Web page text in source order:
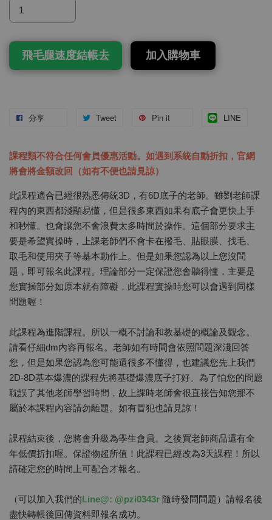
飛毛腿速度結帳去 加入購物車
分享 Tweet Pin it LINE
課程類不符合任何會員優惠活動。如遇到系統自動折扣，官網
將會將金額改回（如有不便也請見諒）
此課程適合已經很熟悉傳統3D，有6D底子的老師。雖劉老師課
程內的東西都淺顯易懂，但是很多東西如果有底子會更快上手
和秒懂。也會讓您不會浪費太多時間於操作。這個部分要求主
要是希望實操時，上課老師們不會卡在撥毛、貼眼膜、找毛、
取毛和使用夾子等基本動作上。但是如果您認為以上您沒問
題，即可報名此課程。理論部分一定保證您會聽得懂，主要是
您實操部分如原本就有障礙，此課程實操時您可以會遇到同樣
問題喔！
此課程為進階課程。所以一概不討論和教基礎的概論及觀念。
請看仔細dm內容再報名。老師如有時間會依照問題深淺回答
您，但是如果您認為您可能還很多不懂得，也建議您先上我們
2D-8D基本爆濃的課程先將基礎爆濃底子打好。為了怕您的問題
耽誤了其他老師學習時間，故上課時老師會很直接告知您那不
屬於本課程內容請勿離題。如有冒犯也請見諒！
課程結束後，您將會升級為學生會員。之後買老師商品還有全
年低價折扣喔。保證物超所值！此課程已經改為3天課程！所以
請確定您的時間上可配合才報名。
（可以加入我們的Line@: @pzi0343r 隨時發問問題）請報名後
盡快轉帳後回傳資料即報名成功。